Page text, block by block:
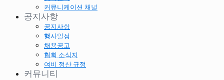
커뮤니케이션 채널
공지사항
공지사항
행사일정
채용공고
협회 소식지
여비 정산 규정
커뮤니티